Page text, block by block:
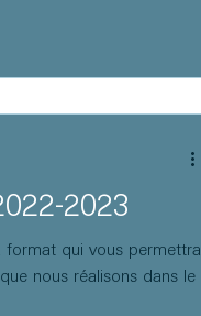
2023
format qui vous permettra
nous réalisons dans le